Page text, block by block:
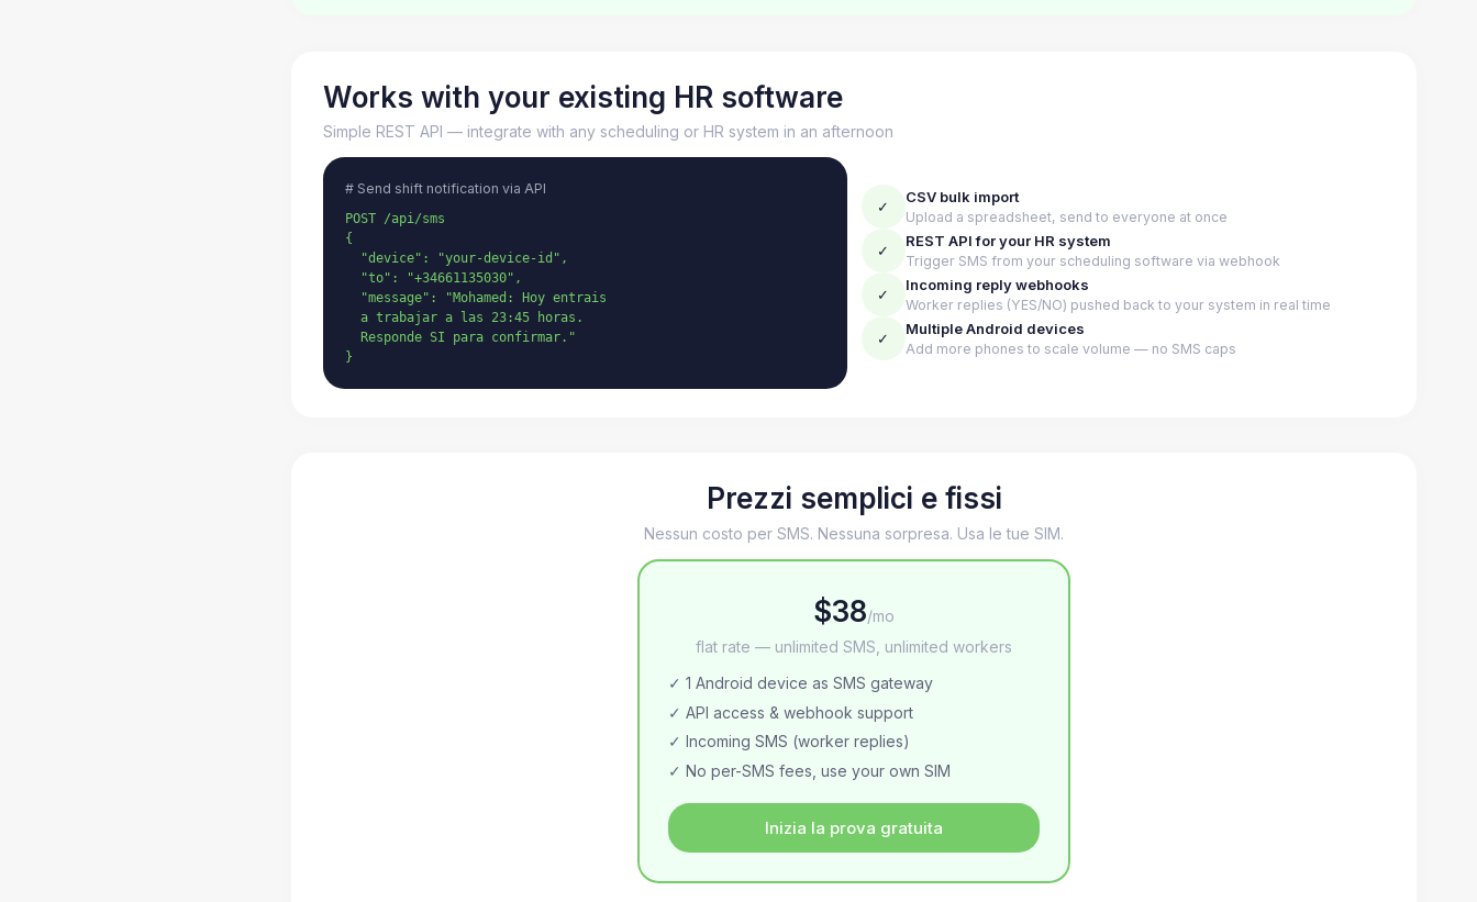
Works with your existing HR software
Simple REST API — integrate with any scheduling or HR system in an afternoon
# Send shift notification via API
POST /api/sms
{
  "device": "your-device-id",
  "to": "+34661135030",
  "message": "Mohamed: Hoy entrais
  a trabajar a las 23:45 horas.
  Responde SI para confirmar."
}
✓
CSV bulk import
Upload a spreadsheet, send to everyone at once
✓
REST API for your HR system
Trigger SMS from your scheduling software via webhook
✓
Incoming reply webhooks
Worker replies (YES/NO) pushed back to your system in real time
✓
Multiple Android devices
Add more phones to scale volume — no SMS caps
Prezzi semplici e fissi
Nessun costo per SMS. Nessuna sorpresa. Usa le tue SIM.
$38/mo
flat rate — unlimited SMS, unlimited workers
✓ 1 Android device as SMS gateway
✓ API access & webhook support
✓ Incoming SMS (worker replies)
✓ No per-SMS fees, use your own SIM
Inizia la prova gratuita